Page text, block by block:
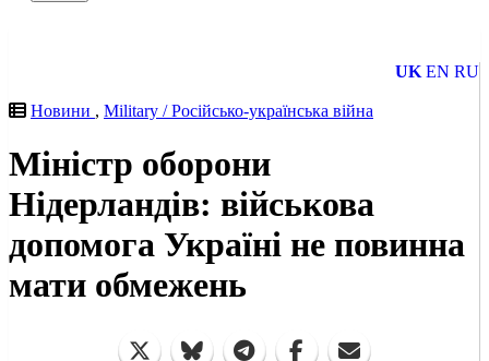
UK EN RU
Новини , Military / Російсько-українська війна
Міністр оборони
Нідерландів: військова
допомога Україні не повинна
мати обмежень